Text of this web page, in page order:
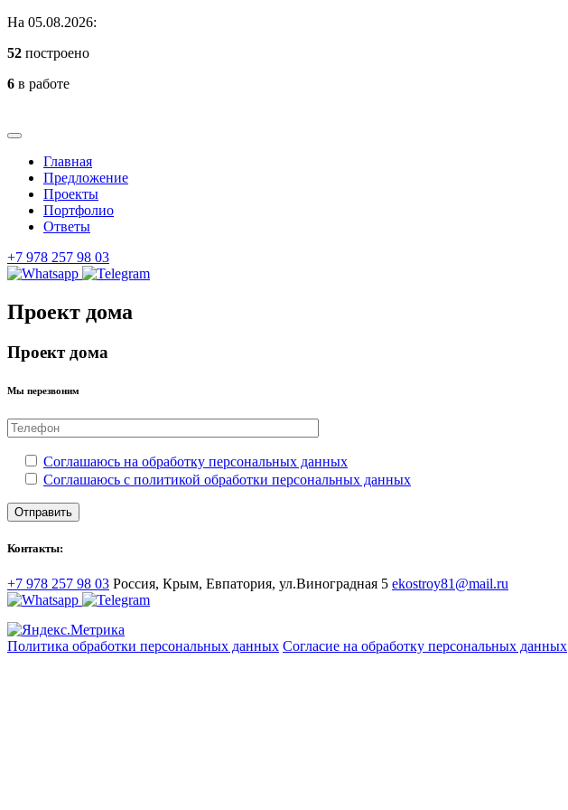
На 05.08.2026:
52 построено
6 в работе
Главная
Предложение
Проекты
Портфолио
Ответы
+7 978 257 98 03
Проект дома
Проект дома
Мы перезвоним
Соглашаюсь на обработку персональных данных
Соглашаюсь с политикой обработки персональных данных
Контакты:
+7 978 257 98 03 Россия, Крым, Евпатория, ул.Виноградная 5 ekostroy81@mail.ru
Политика обработки персональных данных Согласие на обработку персональных данных